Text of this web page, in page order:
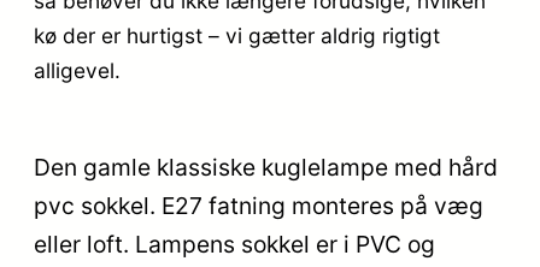
kø der er hurtigst – vi gætter aldrig rigtigt
alligevel.
Den gamle klassiske kuglelampe med hård
pvc sokkel. E27 fatning monteres på væg
eller loft. Lampens sokkel er i PVC og